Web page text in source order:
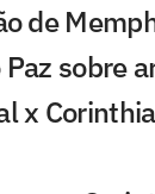
de
sobre
x